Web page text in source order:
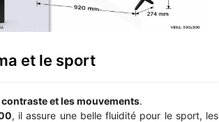
et le sport
et les mouvements.
, il assure une belle fluidité pour le sport, les